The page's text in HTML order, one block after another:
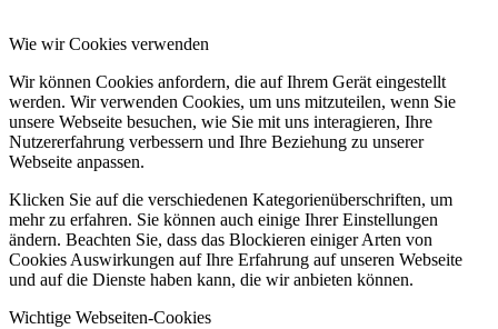
Wie wir Cookies verwenden
Wir können Cookies anfordern, die auf Ihrem Gerät eingestellt
werden. Wir verwenden Cookies, um uns mitzuteilen, wenn Sie
unsere Webseite besuchen, wie Sie mit uns interagieren, Ihre
Nutzererfahrung verbessern und Ihre Beziehung zu unserer
Webseite anpassen.
Klicken Sie auf die verschiedenen Kategorienüberschriften, um
mehr zu erfahren. Sie können auch einige Ihrer Einstellungen
ändern. Beachten Sie, dass das Blockieren einiger Arten von
Cookies Auswirkungen auf Ihre Erfahrung auf unseren Webseite
und auf die Dienste haben kann, die wir anbieten können.
Wichtige Webseiten-Cookies